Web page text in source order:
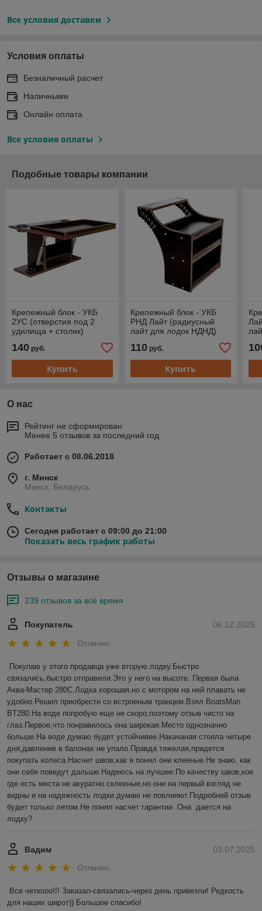
Все условия доставки
Условия оплаты
Безналичный расчет
Наличными
Онлайн оплата
Все условия оплаты
Подобные товары компании
Крепежный блок - УКБ
2УС (отверстия под 2
удилища + столик)
140 руб.
Купить
Крепежный блок - УКБ
РНД Лайт (радиусный
лайт для лодок НДНД)
110руб.
Купить
О нас
Рейтинг не сформирован
Менее 5 отзывов за последний год
Работает с 08.06.2018
г. Минск
Минск, Беларусь
Контакты
Сегодня работает с 09:00 до 21:00
Показать весь график работы
Отзывы о магазине
239 отзывов за всё время
06.12.2025
Покупатель
Отлично
Покупаю у этого продавца уже вторую лодку.Быстро
связались,быстро отправили.Это у него на высоте. Первая была
Аква-Мастер 280С.Лодка хорошая,но с мотором на ней плавать не
удобно.Решил приобрести со встроеным транцем.Взял BoatsMan
BT280.На воде попробую еще не скоро,поэтому отзыв чисто на
глаз.Первое,что понравилось она широкая.Место однозначно
больше.На воде думаю будет устойчивее.Накачаная стояла четыре
дня,давление в балонах не упало.Правда тяжелая,придется
покупать колеса.Насчет швов,как я понял они клееные.Не знаю, как
они себя поведут дальше.Надеюсь на лучшее.По качеству швов,кое
где есть места не акуратно склееные,но они на первый взгляд не
видны и на надежность лодки думаю не повлияют.Подробней отзыв
будет только летом.Не понял насчет гарантии .Она  дается на
лодку?
03.07.2025
Вадим
Отлично
Все четкооо!!! Заказал-связались-через день привезли! Редкость
для наших широт)) Большое спасибо!